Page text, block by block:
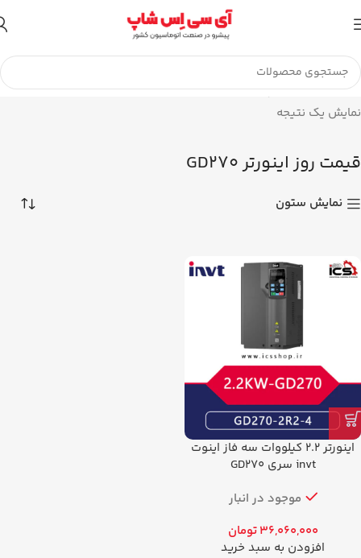
خانه محصولات برچسب خورده “قیمت روز اینورتر GD270”
نمایش یک نتیجه
قیمت روز اینورتر GD270
نمایش ستون
اينورتر 2.2 کیلووات سه فاز اینوت
invt سری GD270
موجود در انبار
36,060,000تومان
افزودن به سبد خرید
تا اطلاع ثانوی لطفا جهت موجودی و قیمت بروز با ما در تماس
باشید 09056458282